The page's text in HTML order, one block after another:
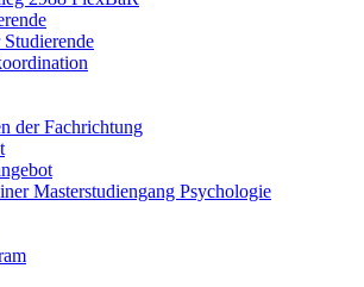
der Fachrichtung
Masterstudiengang Psychologie